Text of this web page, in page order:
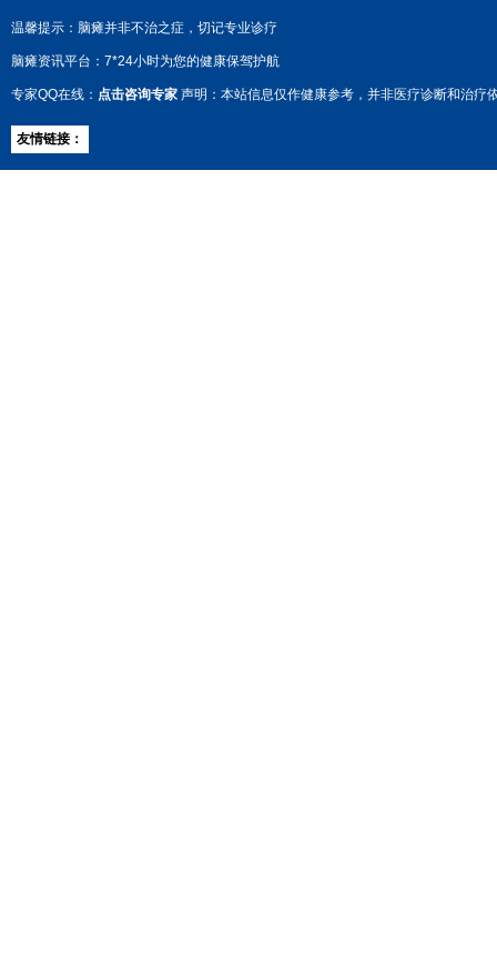
温馨提示：脑瘫并非不治之症，切记专业诊疗
脑瘫资讯平台：7*24小时为您的健康保驾护航
专家QQ在线： 点击咨询专家 声明：本站信息仅作健康参考，并非医疗诊断和治疗
友情链接：